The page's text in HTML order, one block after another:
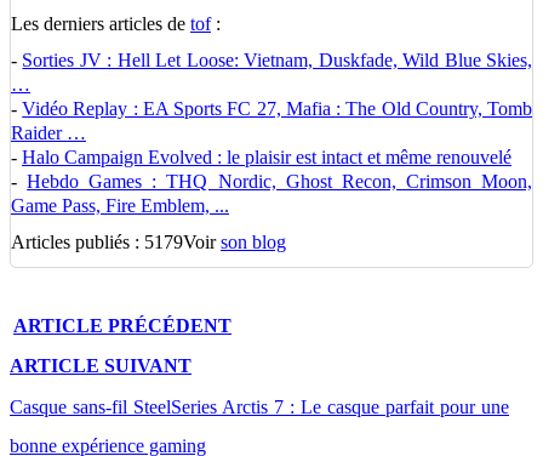
Les derniers articles de tof:
- Sorties JV : Hell Let Loose: Vietnam, Duskfade, Wild Blue Skies,
…
-Vidéo Replay : EA Sports FC 27, Mafia : The Old Country, Tomb
Raider …
- Halo Campaign Evolved : le plaisir est intact et même renouvelé
-Hebdo Games : THQ Nordic, Ghost Recon, Crimson Moon,
Game Pass, Fire Emblem, ...
Articles publiés : 5179Voirson blog
ARTICLE PRÉCÉDENT
ARTICLE SUIVANT
Casque sans-fil SteelSeries Arctis 7 : Le casque parfait pour une
bonne expérience gaming